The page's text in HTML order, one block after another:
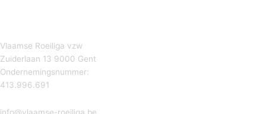
Vlaamse Roeiliga vzw
Zuiderlaan 13 9000 Gent
Ondernemingsnummer:
413.996.691